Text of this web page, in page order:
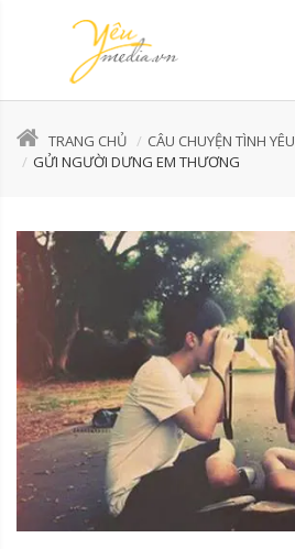
TRANG CHỦ
CÂU CHUYỆN TÌNH YÊU
GỬI NGƯỜI DƯNG EM THƯƠNG